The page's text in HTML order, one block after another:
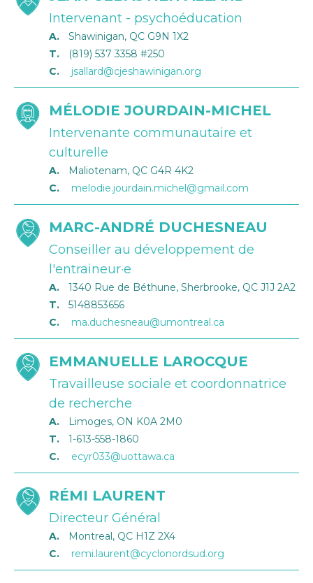
Intervenant - psychoéducation
A.
Shawinigan, QC G9N 1X2
T.
(819) 537 3358 #250
C.
jsallard@cjeshawinigan.org
MÉLODIE JOURDAIN-MICHEL
Intervenante communautaire et
culturelle
A.
Maliotenam, QC G4R 4K2
C.
melodie.jourdain.michel@gmail.com
MARC-ANDRÉ DUCHESNEAU
Conseiller au développement de
l'entraineur·e
A.
1340 Rue de Béthune, Sherbrooke, QC J1J 2A2
T.
5148853656
C.
ma.duchesneau@umontreal.ca
EMMANUELLE LAROCQUE
Travailleuse sociale et coordonnatrice
de recherche
A.
Limoges, ON K0A 2M0
T.
1-613-558-1860
C.
ecyr033@uottawa.ca
RÉMI LAURENT
Directeur Général
A.
Montreal, QC H1Z 2X4
C.
remi.laurent@cyclonordsud.org